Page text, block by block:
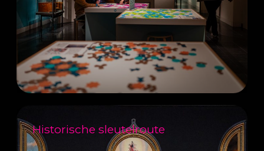
Historische sleutelroute